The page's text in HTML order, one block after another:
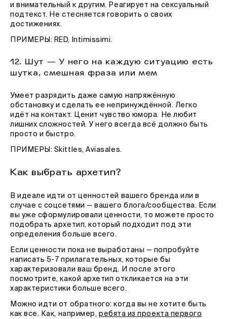
и внимательный к другим. Реагирует на сексуальный
подтекст. Не стесняется говорить о своих
достижениях.
ПРИМЕРЫ: RED, Intimissimi.
12. Шут — У него на каждую ситуацию есть
шутка, смешная фраза или мем
Умеет разрядить даже самую напряжённую
обстановку и сделать ее непринуждённой. Легко
идёт на контакт. Ценит чувство юмора. Не любит
лишних сложностей. У него всегда всё должно быть
просто и быстро.
ПРИМЕРЫ: Skittles, Aviasales.
Как выбрать архетип?
В идеале идти от ценностей вашего бренда или в
случае с соцсетями — вашего блога/сообщества. Если
вы уже сформулировали ценности, то можете просто
подобрать архетип, который подходит под эти
определения больше всего.
Если ценности пока не выработаны — попробуйте
написать 5-7 прилагательных, которые бы
характеризовали ваш бренд. И после этого
посмотрите, какой архетип откликается на эти
характеристики больше всего.
Можно идти от обратного: когда вы не хотите быть
как все. Как, например, ребята из проекта первого